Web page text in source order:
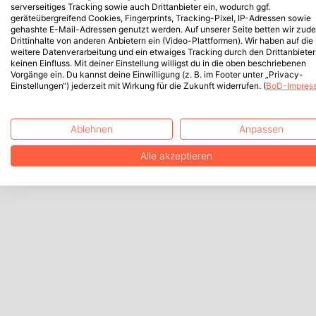
serverseitiges Tracking sowie auch Drittanbieter ein, wodurch ggf.
geräteübergreifend Cookies, Fingerprints, Tracking-Pixel, IP-Adressen sowie
gehashte E-Mail-Adressen genutzt werden. Auf unserer Seite betten wir
Drittinhalte von anderen Anbietern ein (Video-Plattformen). Wir haben auf die
weitere Datenverarbeitung und ein etwaiges Tracking durch den Drittanbieter
keinen Einfluss. Mit deiner Einstellung willigst du in die oben beschriebenen
Vorgänge ein. Du kannst deine Einwilligung (z. B. im Footer unter „Privacy-
Einstellungen“) jederzeit mit Wirkung für die Zukunft widerrufen. (BoD-
Ablehnen Anpassen
Alle akzeptieren